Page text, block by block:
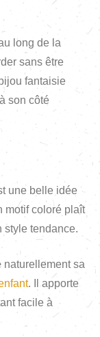
long de la
sans être
fantaisie
son côté
une belle idée
motif coloré plaît
style tendance.
naturellement sa
. Il apporte
facile à